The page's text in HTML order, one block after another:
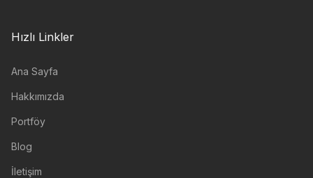
Hızlı Linkler
Ana Sayfa
Hakkımızda
Portföy
Blog
İletişim